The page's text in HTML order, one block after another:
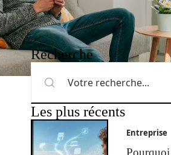
Recherche
Les plus récents
Entreprise